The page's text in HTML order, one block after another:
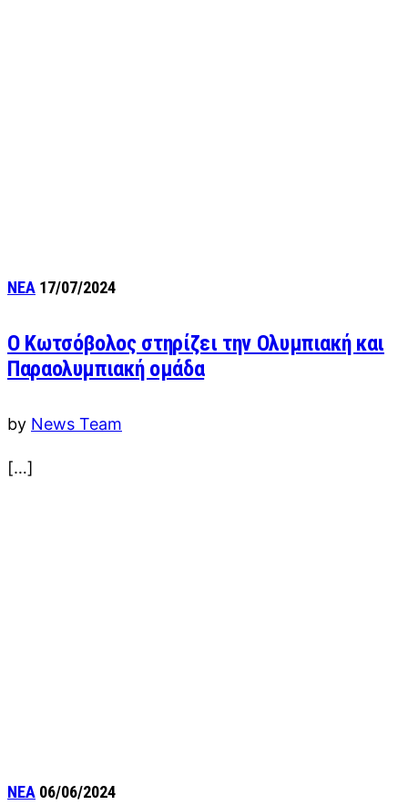
ΝΕΑ 17/07/2024
Ο Κωτσόβολος στηρίζει την Ολυμπιακή και
Παραολυμπιακή ομάδα
by News Team
[…]
ΝΕΑ 06/06/2024